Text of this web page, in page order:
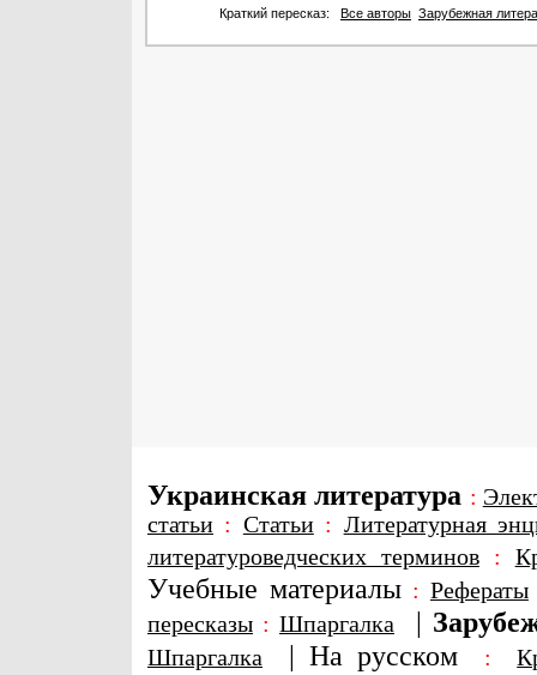
Краткий пересказ: Все авторы Зарубежная
Украинская литература :
статьи : Статьи: Литературная
литературоведческих терминов:
Учебные материалы : Рефераты
пересказы : Шпаргалка |
Шпаргалка | На русском :